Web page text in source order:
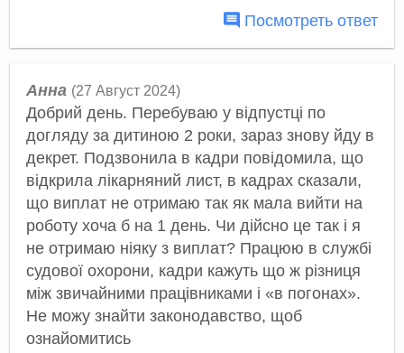
Посмотреть ответ
Анна (27 Август 2024)
Добрий день. Перебуваю у відпустці по
догляду за дитиною 2 роки, зараз знову йду в
декрет. Подзвонила в кадри повідомила, що
відкрила лікарняний лист, в кадрах сказали,
що виплат не отримаю так як мала вийти на
роботу хоча б на 1 день. Чи дійсно це так і я
не отримаю ніяку з виплат? Працюю в службі
судової охорони, кадри кажуть що ж різниця
між звичайними працівниками і «в погонах».
Не можу знайти законодавство, щоб
ознайомитись